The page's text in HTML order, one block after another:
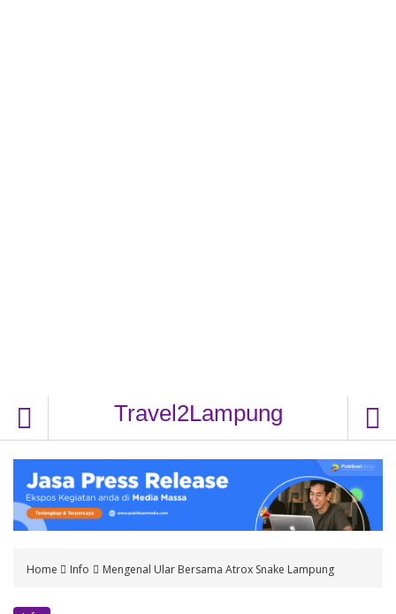
Travel2Lampung
Home Info Mengenal Ular Bersama Atrox Snake Lampung